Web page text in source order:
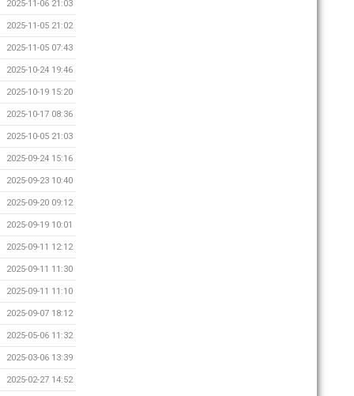
2025-11-06 21:03
2025-11-05 21:02
2025-11-05 07:43
2025-10-24 19:46
2025-10-19 15:20
2025-10-17 08:36
2025-10-05 21:03
2025-09-24 15:16
2025-09-23 10:40
2025-09-20 09:12
2025-09-19 10:01
2025-09-11 12:12
2025-09-11 11:30
2025-09-11 11:10
2025-09-07 18:12
2025-05-06 11:32
2025-03-06 13:39
2025-02-27 14:52